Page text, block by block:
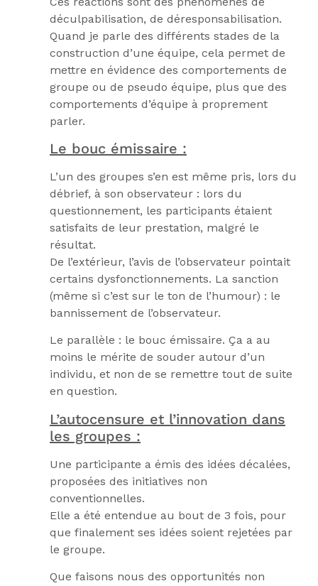
déculpabilisation, de déresponsabilisation.
Quand je parle des différents stades de la
construction d’une équipe, cela permet de
mettre en évidence des comportements de
groupe ou de pseudo équipe, plus que des
comportements d’équipe à proprement
parler.
Le bouc émissaire :
L’un des groupes s’en est même pris, lors du
débrief, à son observateur : lors du
questionnement, les participants étaient
satisfaits de leur prestation, malgré le
résultat.
De l’extérieur, l’avis de l’observateur pointait
certains dysfonctionnements. La sanction
(même si c’est sur le ton de l’humour) : le
bannissement de l’observateur.
Le parallèle : le bouc émissaire. Ça a au
moins le mérite de souder autour d’un
individu, et non de se remettre tout de suite
en question.
L’autocensure et l’innovation dans
les groupes :
Une participante a émis des idées décalées,
proposées des initiatives non
conventionnelles.
Elle a été entendue au bout de 3 fois, pour
que finalement ses idées soient rejetées par
le groupe.
Que faisons nous des opportunités non